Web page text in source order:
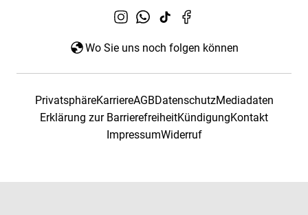
Wo Sie uns noch folgen können
PrivatsphäreKarriereAGBDatenschutzMediadaten
Erklärung zur BarrierefreiheitKündigungKontakt
ImpressumWiderruf